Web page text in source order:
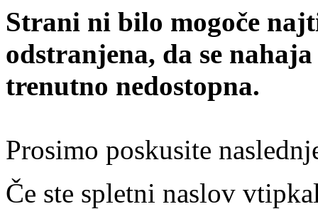
Strani ni bilo mogoče
odstranjena, da se
trenutno nedostopna.
Prosimo poskusite
Če ste spletni naslov